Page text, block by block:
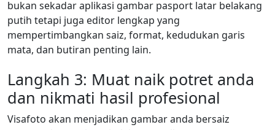
bukan sekadar aplikasi gambar pasport latar belakang
putih tetapi juga editor lengkap yang
mempertimbangkan saiz, format, kedudukan garis
mata, dan butiran penting lain.
Langkah 3: Muat naik potret anda
dan nikmati hasil profesional
Visafoto akan menjadikan gambar anda bersaiz